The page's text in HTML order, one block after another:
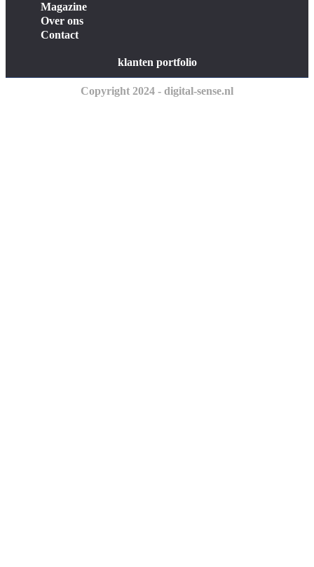
Magazine
Over ons
Contact
klanten portfolio
Copyright 2024 - digital-sense.nl